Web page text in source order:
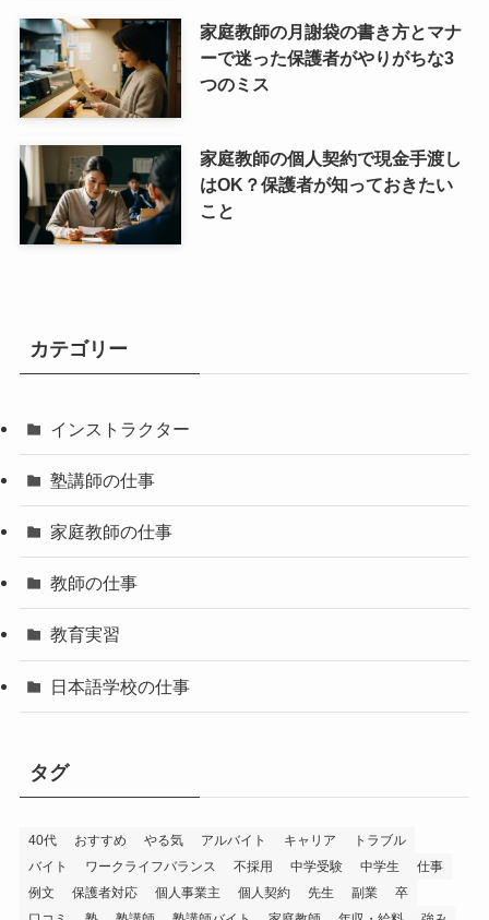
家庭教師の月謝袋の書き方とマナ
ーで迷った保護者がやりがちな3
つのミス
家庭教師の個人契約で現金手渡し
はOK？保護者が知っておきたい
こと
カテゴリー
インストラクター
塾講師の仕事
家庭教師の仕事
教師の仕事
教育実習
日本語学校の仕事
タグ
40代 おすすめ やる気 アルバイト キャリア
トラブル
バイト
ワークライフバランス 不採用 中学受験 中学生
仕事
例文
保護者対応 個人事業主 個人契約 先生 副業
卒